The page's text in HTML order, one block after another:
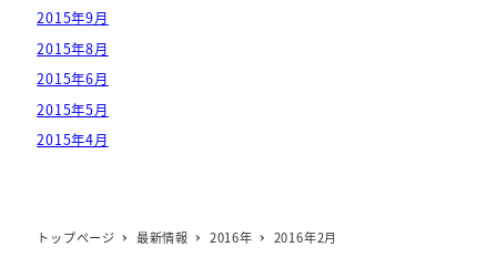
2015年9月
2015年8月
2015年6月
2015年5月
2015年4月
トップページ 最新情報 2016年 2016年2月